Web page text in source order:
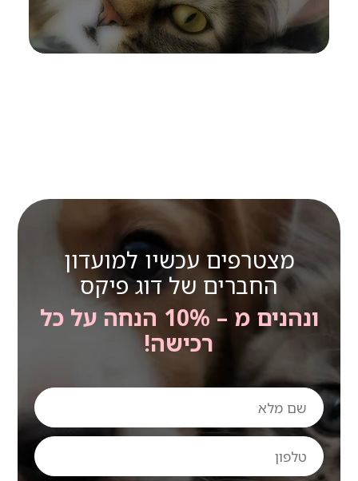
מצטרפים עכשיו למועדון
החברים של דוג פיקס
ונהנים מ – 10% הנחה על כל
רכישה!
שם
מלא
טלפון